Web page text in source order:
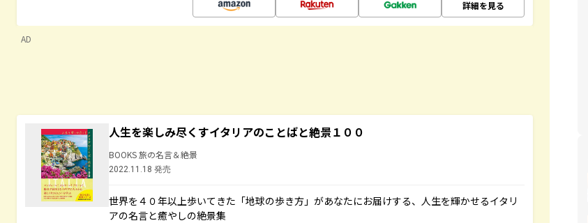
詳細を見る
AD
人生を楽しみ尽くすイタリアのことばと絶景１００
BOOKS 旅の名言＆絶景
2022.11.18 発売
世界を４０年以上歩いてきた「地球の歩き方」があなたにお届けする、人生を輝かせるイタリ
アの名言と癒やしの絶景集